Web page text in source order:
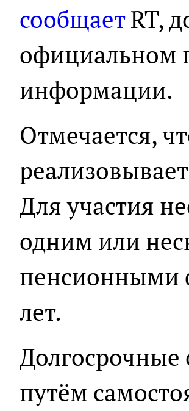
сообщаетRT,
официальном
информации.
Отмечается,
Для участия
одним или
пенсионными
лет.
путём